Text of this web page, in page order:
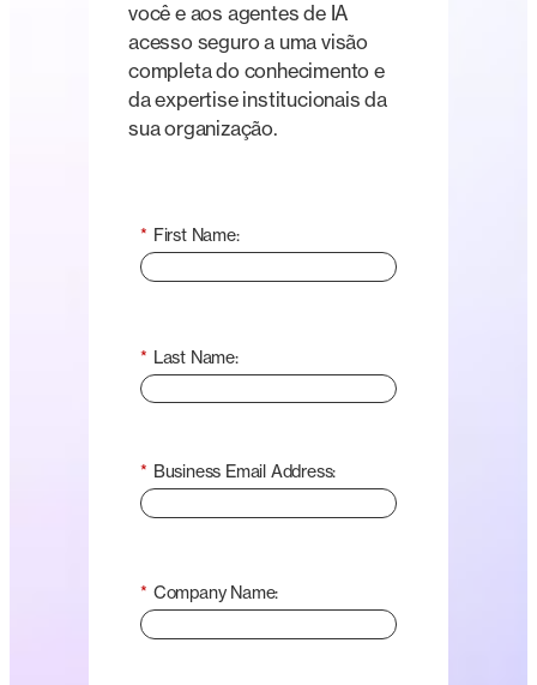
você e aos agentes de IA
acesso seguro a uma visão
completa do conhecimento e
da expertise institucionais da
sua organização.
* First Name:
* Last Name:
* Business Email Address:
* Company Name: